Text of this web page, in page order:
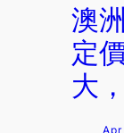
澳
定
大